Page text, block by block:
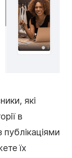
які
в
їх